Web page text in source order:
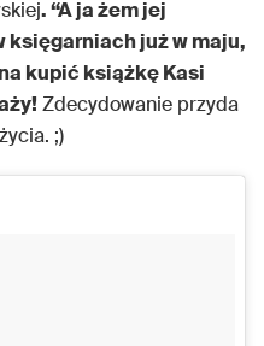
. “A ja żem jej
księgarniach już w maju,
kupić książkę Kasi
Zdecydowanie przyda
;)